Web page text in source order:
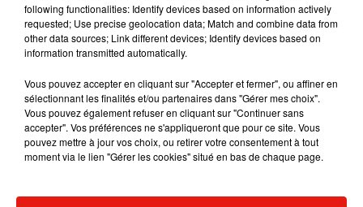
Voir cette publication sur Instagram
Introducing a new chocolate experience! KITKAT
made with Green Tea Matcha �xa A complex
#HaveAZenBreak
Une publication partagée parKITKAT(@kitkat) le 22 Févr.
Sans colorants d’arômes ni de conservateurs
following functionalities: Identify devices based on information actively
requested; Use precise geolocation data; Match and combine data from
other data sources; Link different devices; Identify devices based on
information transmitted automatically.
Vous pouvez accepter en cliquant sur "Accepter et fermer", ou affiner en
sélectionnant les finalités et/ou partenaires dans "Gérer mes choix".
Vous pouvez également refuser en cliquant sur "Continuer sans
accepter". Vos préférences ne s'appliqueront que pour ce site. Vous
pouvez mettre à jour vos choix, ou retirer votre consentement à tout
moment via le lien "Gérer les cookies" situé en bas de chaque page.